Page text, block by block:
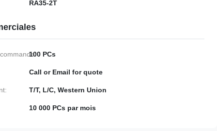
RA35-2T
100 PCs
Call or Email for quote
T/T, L/C, Western Union
10 000 PCs par mois